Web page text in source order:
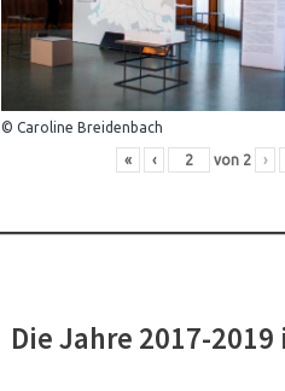
© Caroline Breidenbach
« ‹ von 2 ›
Die Jahre 2017-